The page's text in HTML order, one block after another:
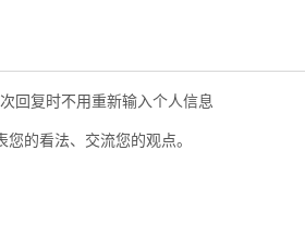
回复时不用重新输入个人信息
的看法、交流您的观点。